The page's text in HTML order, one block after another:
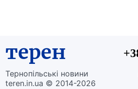
терен
Тернопільські новини
teren.in.ua © 2014-2026